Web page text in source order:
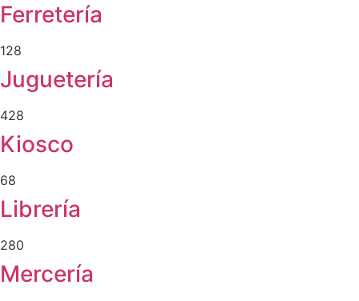
Ferretería
128
Juguetería
428
Kiosco
68
Librería
280
Mercería